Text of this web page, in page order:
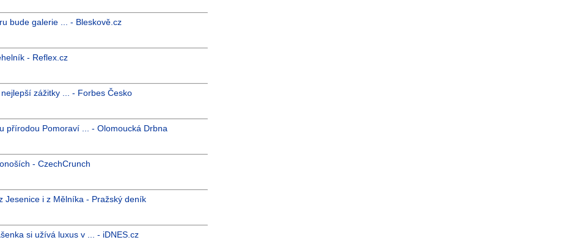
bude galerie ... - Bleskově.cz
- Reflex.cz
zážitky ... - Forbes Česko
přírodou Pomoraví ... - Olomoucká Drbna
- CzechCrunch
Jesenice i z Mělníka - Pražský deník
si užívá luxus v ... - iDNES.cz